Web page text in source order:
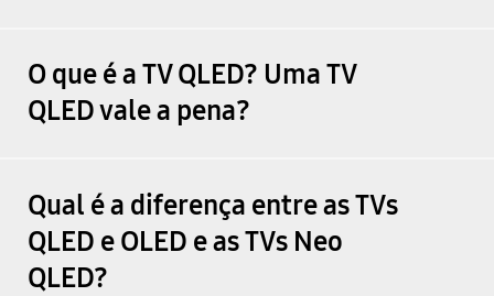
O que é a TV QLED? Uma TV
QLED vale a pena?
Qual é a diferença entre as TVs
QLED e OLED e as TVs Neo
QLED?